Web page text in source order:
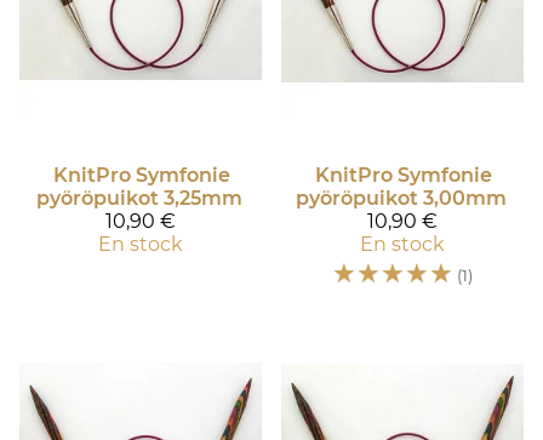
KnitPro Symfonie
pyöröpuikot 3,25mm
10,90 €
En stock
KnitPro Symfonie
pyöröpuikot 3,00mm
10,90 €
En stock
☆☆☆☆☆ (1)